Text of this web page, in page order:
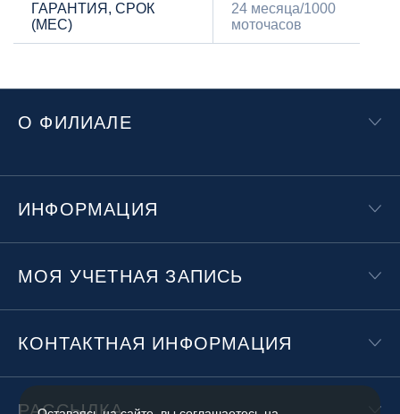
ГАРАНТИЯ, СРОК
(МЕС)
24 месяца/1000
моточасов
О ФИЛИАЛЕ
ИНФОРМАЦИЯ
МОЯ УЧЕТНАЯ ЗАПИСЬ
КОНТАКТНАЯ ИНФОРМАЦИЯ